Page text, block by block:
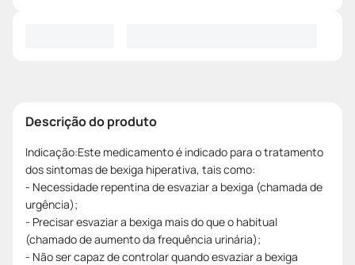
Descrição do produto
Indicação:Este medicamento é indicado para o tratamento
dos sintomas de bexiga hiperativa, tais como:
- Necessidade repentina de esvaziar a bexiga (chamada de
urgência);
- Precisar esvaziar a bexiga mais do que o habitual
(chamado de aumento da frequência urinária);
- Não ser capaz de controlar quando esvaziar a bexiga